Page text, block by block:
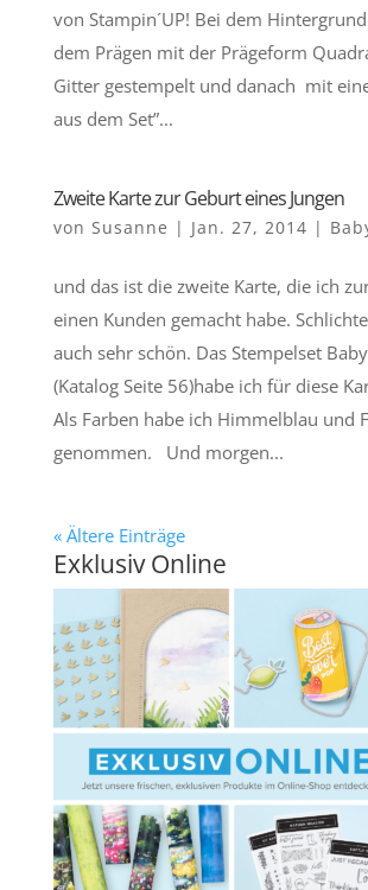
von Stampin´UP! Bei dem
dem Prägen mit der Prägeform
Gitter gestempelt und danach mit
aus dem Set”...
Zweite Karte zur Geburt eines Jungen
von Susanne | Jan. 27, 2014 |
und das ist die zweite Karte, die ich
einen Kunden gemacht habe.
auch sehr schön. Das Stempelset
(Katalog Seite 56)habe ich für diese
Als Farben habe ich Himmelblau und
genommen. Und morgen...
« Ältere Einträge
Exklusiv Online